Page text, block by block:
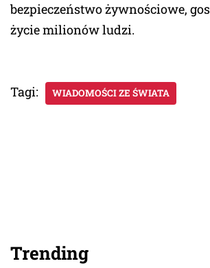
bezpieczeństwo żywnościowe,
życie milionów ludzi.
Tagi: WIADOMOŚCI ZE ŚWIATA
Trending